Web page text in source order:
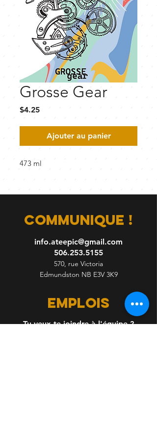
Grosse Gear
$4.25Prix
Ajouter au panier
473 ml
communique !
info.ateepic@gmail.com
506.253.5155
570, rue Victoria
Edmundston NB E3V 3K9
emplois
Tu veux te joindre à l'équipe ?